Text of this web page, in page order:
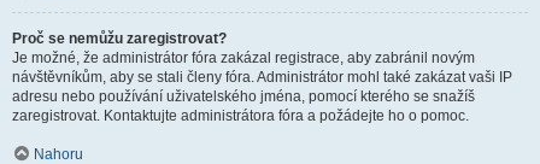
Proč se nemůžu zaregistrovat?
Je možné, že administrátor fóra zakázal registrace, aby zabránil novým
návštěvníkům, aby se stali členy fóra. Administrátor mohl také zakázat vaši IP
adresu nebo používání uživatelského jména, pomocí kterého se snažíš
zaregistrovat. Kontaktujte administrátora fóra a požádejte ho o pomoc.
Nahoru